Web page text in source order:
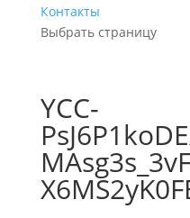
Контакты
Выбрать страницу
YCC-